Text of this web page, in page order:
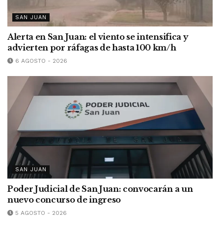
SAN JUAN
Alerta en San Juan: el viento se intensifica y
advierten por ráfagas de hasta 100 km/h
6 AGOSTO - 2026
SAN JUAN
Poder Judicial de San Juan: convocarán a un
nuevo concurso de ingreso
5 AGOSTO - 2026